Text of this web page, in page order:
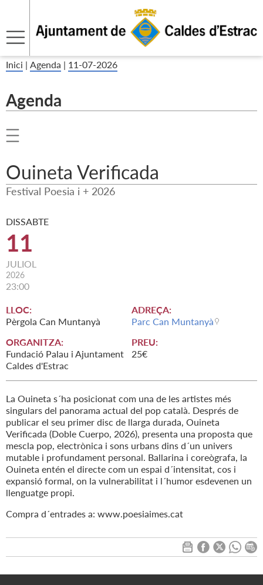
Inici | Agenda | 11-07-2026
Agenda
Ouineta Verificada
Festival Poesia i + 2026
DISSABTE
11
JULIOL
2026
23:00
LLOC:
Pèrgola Can Muntanyà
ADREÇA:
Parc Can Muntanyà
ORGANITZA:
Fundació Palau i Ajuntament
Caldes d'Estrac
PREU:
25€
La Ouineta s´ha posicionat com una de les artistes més
singulars del panorama actual del pop català. Després de
publicar el seu primer disc de llarga durada, Ouineta
Verificada (Doble Cuerpo, 2026), presenta una proposta que
mescla pop, electrònica i sons urbans dins d´un univers
mutable i profundament personal. Ballarina i coreògrafa, la
Ouineta entén el directe com un espai d´intensitat, cos i
expansió formal, on la vulnerabilitat i l´humor esdevenen un
llenguatge propi.
Compra d´entrades a: www.poesiaimes.cat